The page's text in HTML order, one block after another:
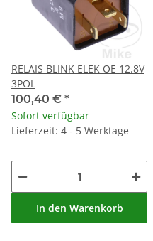
RELAIS BLINK ELEK OE 12.8V
3POL
100,40 € *
Sofort verfügbar
Lieferzeit: 4 - 5 Werktage
In den Warenkorb